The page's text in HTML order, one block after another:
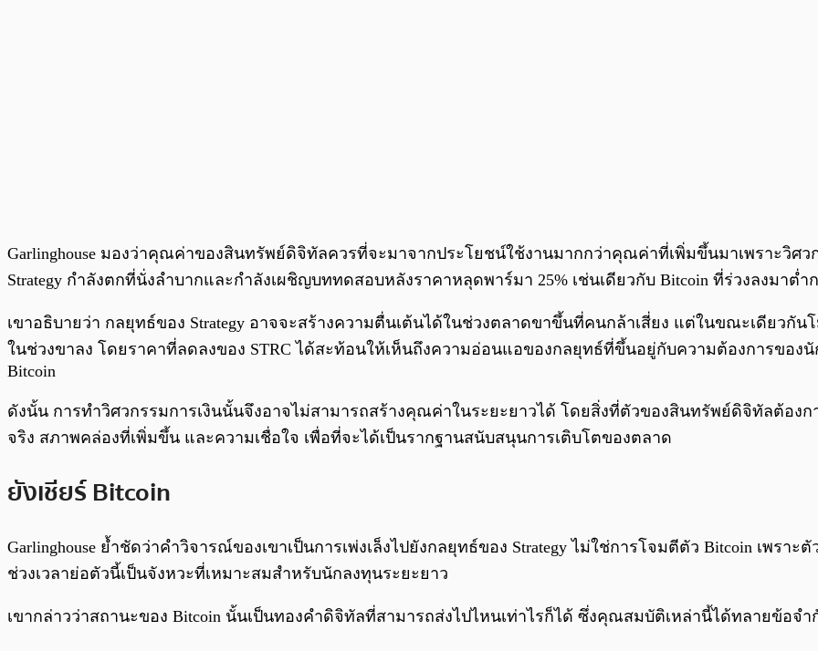
Garlinghouse มองว่าคุณค่าของสินทรัพย์ดิจิทัลควรที่จะมาจากประโยชน์ใช้งานมากกว่าคุณค่าที่เพิ่มขึ้นมาเพราะวิศว
Strategy กำลังตกที่นั่งลำบากและกำลังเผชิญบททดสอบหลังราคาหลุดพาร์มา 25% เช่นเดียวกับ Bitcoin ที่ร่วงลงมาต่ำก
เขาอธิบายว่า กลยุทธ์ของ Strategy อาจจะสร้างความตื่นเต้นได้ในช่วงตลาดขาขึ้นที่คนกล้าเสี่ยง แต่ในขณะเดียวกั
ในช่วงขาลง โดยราคาที่ลดลงของ STRC ได้สะท้อนให้เห็นถึงความอ่อนแอของกลยุทธ์ที่ขึ้นอยู่กับความต้องการขอ
Bitcoin
ดังนั้น การทำวิศวกรรมการเงินนั้นจึงอาจไม่สามารถสร้างคุณค่าในระยะยาวได้ โดยสิ่งที่ตัวของสินทรัพย์ดิจิทัลต้อง
จริง สภาพคล่องที่เพิ่มขึ้น และความเชื่อใจ เพื่อที่จะได้เป็นรากฐานสนับสนุนการเติบโตของตลาด
ยังเชียร์ Bitcoin
Garlinghouse ย้ำชัดว่าคำวิจารณ์ของเขาเป็นการเพ่งเล็งไปยังกลยุทธ์ของ Strategy ไม่ใช่การโจมตีตัว Bitcoin เพรา
ช่วงเวลาย่อตัวนี้เป็นจังหวะที่เหมาะสมสำหรับนักลงทุนระยะยาว
เขากล่าวว่าสถานะของ Bitcoin นั้นเป็นทองคำดิจิทัลที่สามารถส่งไปไหนเท่าไรก็ได้ ซึ่งคุณสมบัติเหล่านี้ได้ทลายข้อจ